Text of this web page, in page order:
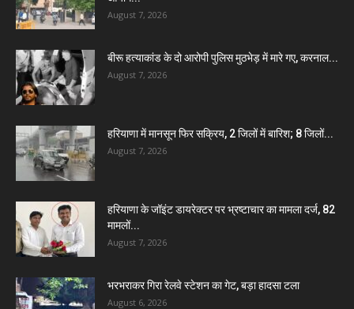
August 7, 2026
बीरू हत्याकांड के दो आरोपी पुलिस मुठभेड़ में मारे गए, करनाल...
August 7, 2026
हरियाणा में मानसून फिर सक्रिय, 2 जिलों में बारिश; 8 जिलों...
August 7, 2026
हरियाणा के जॉइंट डायरेक्टर पर भ्रष्टाचार का मामला दर्ज, 82
मामलों...
August 7, 2026
भरभराकर गिरा रेलवे स्टेशन का गेट, बड़ा हादसा टला
August 6, 2026